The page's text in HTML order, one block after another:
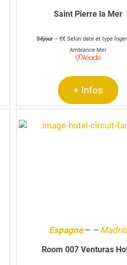
Saint Pierre la Mer
Séjour – €€ Selon date et type
Ambiance Mer
+ Infos
Espagne– –
Room 007 Venturas